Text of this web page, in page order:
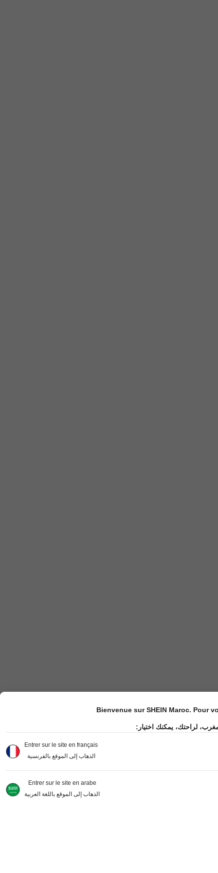
Bienvenue sur SHEIN Maroc. Pour
لراحتك، يمكنك اختيار:
Entrer sur le site en français
الذهاب إلى الموقع بالفرنسية
Entrer sur le site en arabe
الذهاب إلى الموقع باللغة العربية